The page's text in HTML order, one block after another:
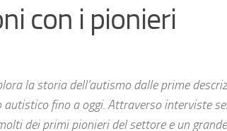
con i pionieri
la storia dell’autismo dalle prime
fino a oggi. Attraverso interviste
dei primi pionieri del settore e un